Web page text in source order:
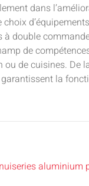
dans
double
de
ou de cuisines. De
la
aluminium